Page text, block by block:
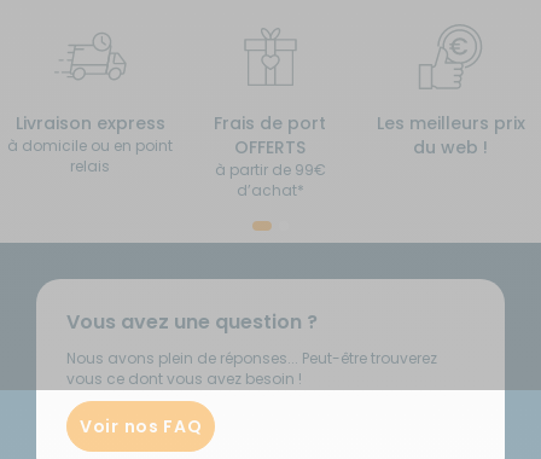
Livraison express
à domicile ou en point
relais
Frais de port
OFFERTS
à partir de 99€
d’achat*
Les meilleurs prix
du web !
Vous avez une question ?
Nous avons plein de réponses... Peut-être trouverez
vous ce dont vous avez besoin !
Voir nos FAQ